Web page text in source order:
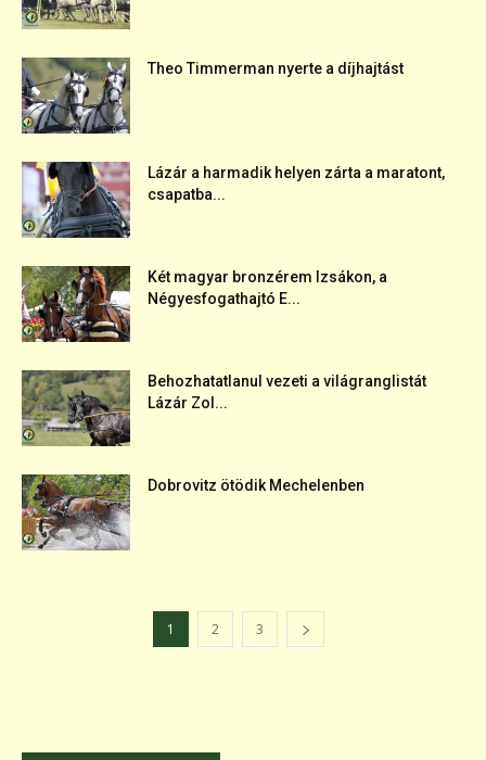
Theo Timmerman nyerte a díjhajtást
Lázár a harmadik helyen zárta a maratont,
csapatba...
Két magyar bronzérem Izsákon, a
Négyesfogathajtó E...
Behozhatatlanul vezeti a világranglistát
Lázár Zol...
Dobrovitz ötödik Mechelenben
1 2 3